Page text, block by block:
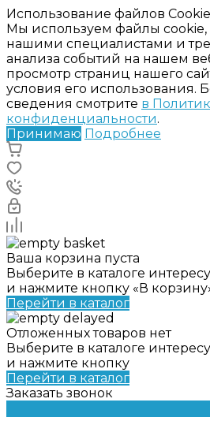
Использование файлов Cookie
Мы используем файлы cookie,
нашими специалистами и
анализа событий на нашем
просмотр страниц нашего
условия его использования.
сведения смотрите в
конфиденциальности.
Принимаю Подробнее
Ваша корзина пуста
Выберите в каталоге
и нажмите кнопку «В
Перейти в каталог
Отложенных товаров нет
Выберите в каталоге
и нажмите кнопку
Перейти в каталог
Заказать звонок